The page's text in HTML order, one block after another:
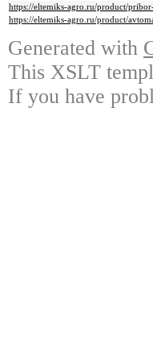
https://eltemiks-agro.ru/product/
https://eltemiks-agro.ru/product/
Generated with
This XSLT
If you have